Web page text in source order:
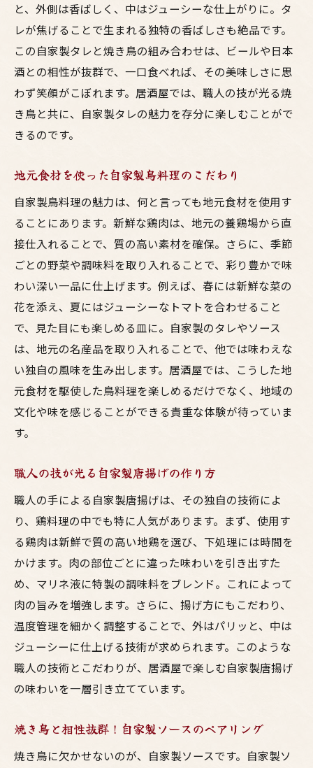
地元のお酒とマッチする鳥料理の選び方
香ばしさが引き立つ焼き鳥とお酒の絶妙なマリ
アージュ
焼き鳥とお酒のマリアージュ術
香ばしさが引き立つ焼き鳥の焼き方
日本酒と合わせる焼き鳥の楽しみ方
焼き鳥を引き立てるお酒の種類と選び方
香ばしい焼き鳥をより美味しくするお酒の
選択
ジューシーな鳥料理が引き出すお酒の新たな魅
力
鳥料理が引き出す日本酒の深い味わい
ジューシーな唐揚げとお酒のペアリング
鳥料理とビールの爽やかな組み合わせ
お酒を引き立てる鳥料理の選び方
ジューシーな鳥料理が持つお酒の魅力
鳥料理と合わせるお酒の楽しみ方
自家製料理で味わう地元日本酒の魅力
地元の風味豊かな日本酒と鳥料理の相性
居酒屋で楽しむ自家製鳥料理と日本酒
自家製の鳥料理が引き立てる日本酒の美味
しさ
地元日本酒と自家製鳥料理の絶妙な組み合
わせ
特別なひとときを演出する居酒屋で鳥料理を堪
能
特別な日を彩る居酒屋の鳥料理
特別な席で味わう自家製鳥料理の魅力
鳥料理で演出する居酒屋の特別な夜
と、外側は香ばしく、中はジューシーな仕上がりに。タ
レが焦げることで生まれる独特の香ばしさも絶品です。
この自家製タレと焼き鳥の組み合わせは、ビールや日本
酒との相性が抜群で、一口食べれば、その美味しさに思
わず笑顔がこぼれます。居酒屋では、職人の技が光る焼
き鳥と共に、自家製タレの魅力を存分に楽しむことがで
きるのです。
地元食材を使った自家製鳥料理のこだわり
自家製鳥料理の魅力は、何と言っても地元食材を使用す
ることにあります。新鮮な鶏肉は、地元の養鶏場から直
接仕入れることで、質の高い素材を確保。さらに、季節
ごとの野菜や調味料を取り入れることで、彩り豊かで味
わい深い一品に仕上げます。例えば、春には新鮮な菜の
花を添え、夏にはジューシーなトマトを合わせること
で、見た目にも楽しめる皿に。自家製のタレやソース
は、地元の名産品を取り入れることで、他では味わえな
い独自の風味を生み出します。居酒屋では、こうした地
元食材を駆使した鳥料理を楽しめるだけでなく、地域の
文化や味を感じることができる貴重な体験が待っていま
す。
職人の技が光る自家製唐揚げの作り方
職人の手による自家製唐揚げは、その独自の技術によ
り、鶏料理の中でも特に人気があります。まず、使用す
る鶏肉は新鮮で質の高い地鶏を選び、下処理には時間を
かけます。肉の部位ごとに違った味わいを引き出すた
め、マリネ液に特製の調味料をブレンド。これによって
肉の旨みを増強します。さらに、揚げ方にもこだわり、
温度管理を細かく調整することで、外はパリッと、中は
ジューシーに仕上げる技術が求められます。このような
職人の技術とこだわりが、居酒屋で楽しむ自家製唐揚げ
の味わいを一層引き立てています。
焼き鳥と相性抜群！自家製ソースのペアリング
焼き鳥に欠かせないのが、自家製ソースです。自家製ソ